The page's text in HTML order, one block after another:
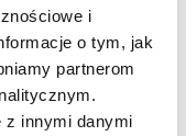
i
o tym, jak
partnerom
z innymi danymi